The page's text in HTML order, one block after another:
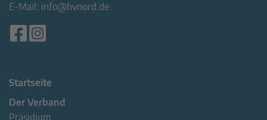
E-Mail: info@hvnord.de
Startseite
Der Verband
Präsidium